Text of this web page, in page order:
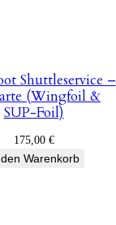
Shuttleservice –
(Wingfoil &
SUP-Foil)
175,00 €
Warenkorb